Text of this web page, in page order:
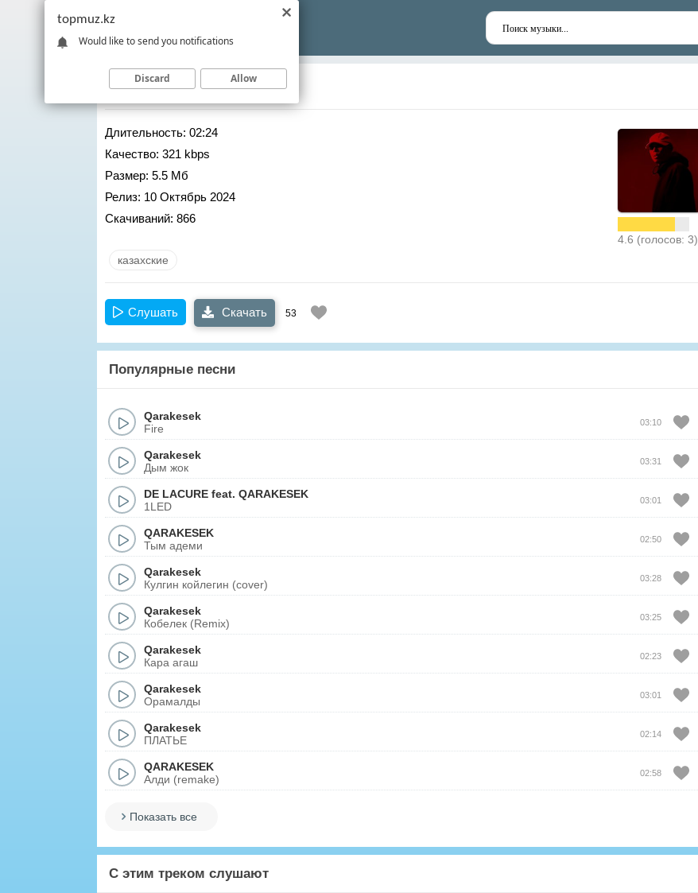
Qarakesek– Сахара
Длительность: 02:24
Качество: 321 kbps
Размер: 5.5 Мб
Релиз: 10 Октябрь 2024
Скачиваний: 866
4.6 (голосов: 3)
казахские
Слушать Скачать 53
Популярные песни
Qarakesek
Fire
03:10
Qarakesek
Дым жок
03:31
DE LACURE feat. QARAKESEK
1LED
03:01
QARAKESEK
Тым адеми
02:50
Qarakesek
Кулгин койлегин (cover)
03:28
Qarakesek
Кобелек (Remix)
03:25
Qarakesek
Кара агаш
02:23
Qarakesek
Орамалды
03:01
Qarakesek
ПЛАТЬЕ
02:14
QARAKESEK
Алди (remake)
02:58
Показать все
С этим треком слушают
topmuz.kz
Would like to send you notifications
Discard Allow